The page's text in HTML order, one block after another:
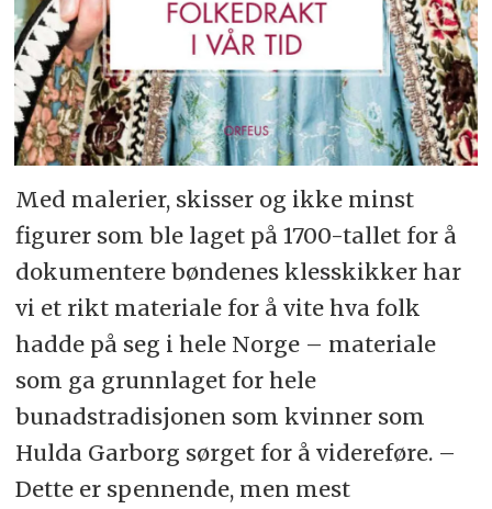
Med malerier, skisser og ikke minst
figurer som ble laget på 1700-tallet for å
dokumentere bøndenes klesskikker har
vi et rikt materiale for å vite hva folk
hadde på seg i hele Norge – materiale
som ga grunnlaget for hele
bunadstradisjonen som kvinner som
Hulda Garborg sørget for å videreføre. –
Dette er spennende, men mest